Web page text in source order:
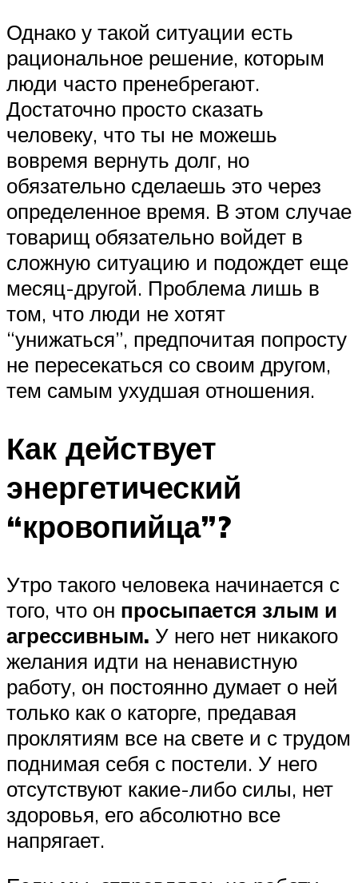
Однако у такой ситуации есть
рациональное решение, которым
люди часто пренебрегают.
Достаточно просто сказать
человеку, что ты не можешь
вовремя вернуть долг, но
обязательно сделаешь это через
определенное время. В этом случае
товарищ обязательно войдет в
сложную ситуацию и подождет еще
месяц-другой. Проблема лишь в
том, что люди не хотят
“унижаться”, предпочитая попросту
не пересекаться со своим другом,
тем самым ухудшая отношения.
Как действует
энергетический
“кровопийца”?
Утро такого человека начинается с
того, что он просыпается злым и
агрессивным. У него нет никакого
желания идти на ненавистную
работу, он постоянно думает о ней
только как о каторге, предавая
проклятиям все на свете и с трудом
поднимая себя с постели. У него
отсутствуют какие-либо силы, нет
здоровья, его абсолютно все
напрягает.